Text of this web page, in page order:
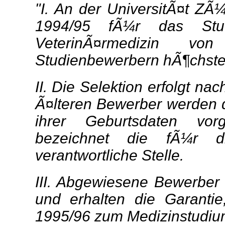
"I. An der UniversitÃ¤t
1994/95 fÃ¼r das
VeterinÃ¤rmedizin
Studienbewerbern
II. Die Selektion erfolgt
Ã¤lteren Bewerber
ihrer Geburtsdaten
bezeichnet die fÃ¼r
verantwortliche Stelle.
III. Abgewiesene
und erhalten die
1995/96 zum